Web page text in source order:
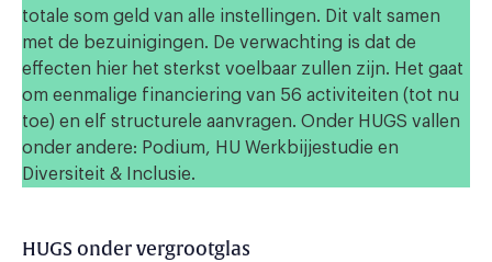
totale som geld van alle instellingen. Dit valt samen
met de bezuinigingen. De verwachting is dat de
effecten hier het sterkst voelbaar zullen zijn. Het gaat
om eenmalige financiering van 56 activiteiten (tot nu
toe) en elf structurele aanvragen. Onder HUGS vallen
onder andere: Podium, HU Werkbijjestudie en
Diversiteit & Inclusie.
HUGS onder vergrootglas